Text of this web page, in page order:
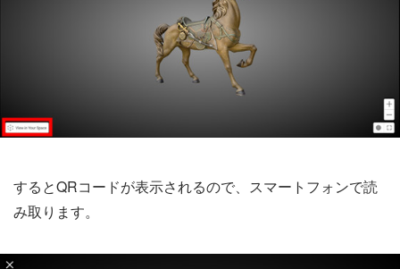
するとQRコードが表示されるので、スマートフォンで読
み取ります。